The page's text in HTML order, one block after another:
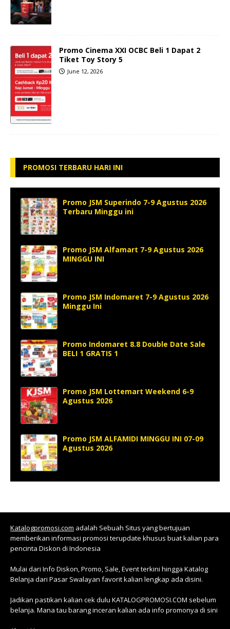
Promo Cinema XXI OCBC Beli 1 Dapat 2
Tiket Toy Story 5
June 12, 2026
PROMOSI TERBARU HARI INI
Promo JSM Superindo 7-9 Agustus 2026
Terbaru Minggu ini
Promo JSM Alfamart 7-9 Agustus 2026
MINGGU INI
Promo JSM Indomaret 7-9 Agustus 2026
Minggu Ini
Promo Indomaret 8.8 Double Date Sale
BELI 1 GRATIS 1
Promo JSM Lottemart Weekend 6-9
Agustus 2026
Promo JSM ALFAMIDI MINGGU INI 07-09
Agustus 2026
Katalogpromosi.com adalah Sebuah Situs yang bertujuan
memberikan informasi promosi terupdate khusus buat kalian para
pencinta Diskon di Indonesia
Mulai dari Info Diskon, Promo, Sale, Event terkini hingga Katalog
Belanja dari Pasar Swalayan favorit kalian lengkap ada disini.
Jadikan pastikan kalian cek dulu KATALOGPROMOSI.COM sebelum
belanja. Mana tau barang inceran kalian ada info promonya di sini